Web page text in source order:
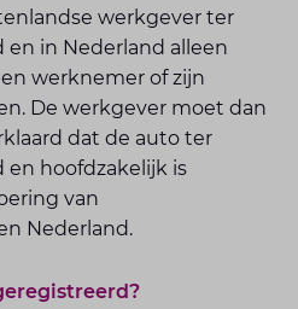
werkgever ter
in Nederland alleen
werknemer of zijn
De werkgever moet dan
dat de auto ter
en hoofdzakelijk is
van
Nederland.